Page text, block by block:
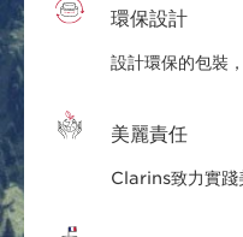
環保設計
設計環保的包裝
美麗責任
Clarins致力實踐